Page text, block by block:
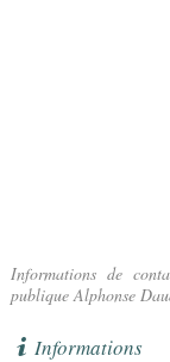
Informations de
publique Alphonse
Informations